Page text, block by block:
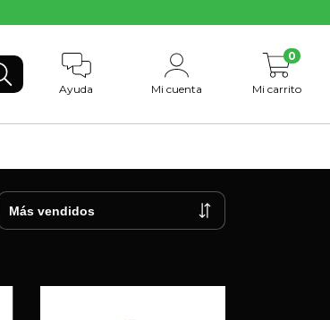
Ayuda Mi cuenta Mi carrito
0